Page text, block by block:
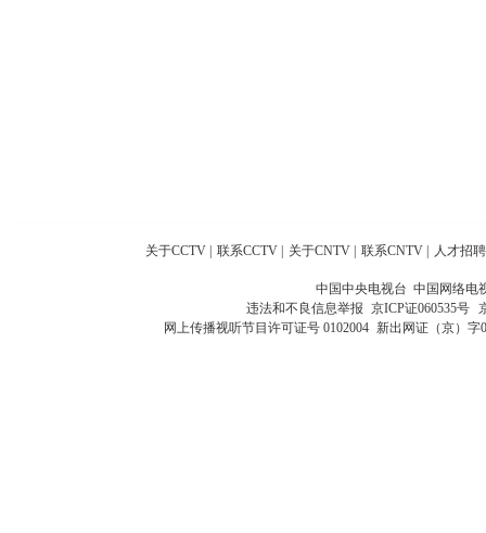
关于CCTV 联系CCTV 关于CNTV 联系CNTV 人才招聘
中国中央电视台 中国网络电
违法和不良信息举报 京ICP证060535号
网上传播视听节目许可证号 0102004 新出网证（京）